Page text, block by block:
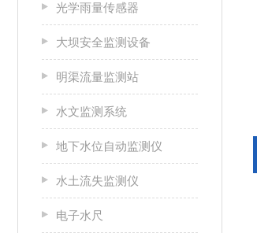
光学雨量传感器
大坝安全监测设备
明渠流量监测站
水文监测系统
地下水位自动监测仪
水土流失监测仪
电子水尺